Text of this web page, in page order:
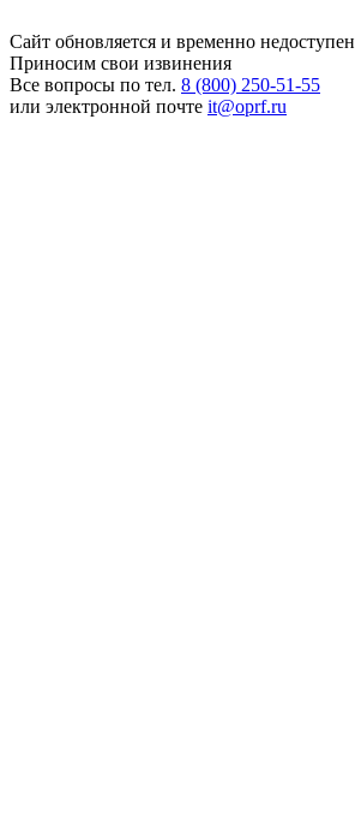
Сайт обновляется и временно недоступен
Приносим свои извинения
Все вопросы по тел. 8 (800) 250-51-55
или электронной почте it@oprf.ru